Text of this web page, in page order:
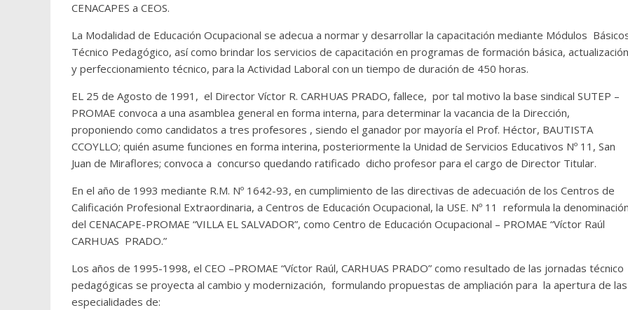
CENACAPES a CEOS.
La Modalidad de Educación Ocupacional se adecua a normar y desarrollar la capacitación mediante Módulos
Técnico Pedagógico, así como brindar los servicios de capacitación en programas de formación básica, actualización
y perfeccionamiento técnico, para la Actividad Laboral con un tiempo de duración de 450 horas.
EL 25 de Agosto de 1991, el Director Víctor R. CARHUAS PRADO, fallece, por tal motivo la base sindical SUTEP –
PROMAE convoca a una asamblea general en forma interna, para determinar la vacancia de la Dirección,
proponiendo como candidatos a tres profesores , siendo el ganador por mayoría el Prof. Héctor, BAUTISTA
CCOYLLO; quién asume funciones en forma interina, posteriormente la Unidad de Servicios Educativos Nº 11, San
Juan de Miraflores; convoca a concurso quedando ratificado dicho profesor para el cargo de Director Titular.
En el año de 1993 mediante R.M. Nº 1642-93, en cumplimiento de las directivas de adecuación de los Centros de
Calificación Profesional Extraordinaria, a Centros de Educación Ocupacional, la USE. Nº 11 reformula la
del CENACAPE-PROMAE “VILLA EL SALVADOR”, como Centro de Educación Ocupacional – PROMAE “Víctor Raúl
CARHUAS PRADO.”
Los años de 1995-1998, el CEO –PROMAE “Víctor Raúl, CARHUAS PRADO” como resultado de las jornadas técnico
pedagógicas se proyecta al cambio y modernización, formulando propuestas de ampliación para la apertura de las
especialidades de: